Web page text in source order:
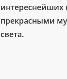
интереснейших
прекрасными
света.